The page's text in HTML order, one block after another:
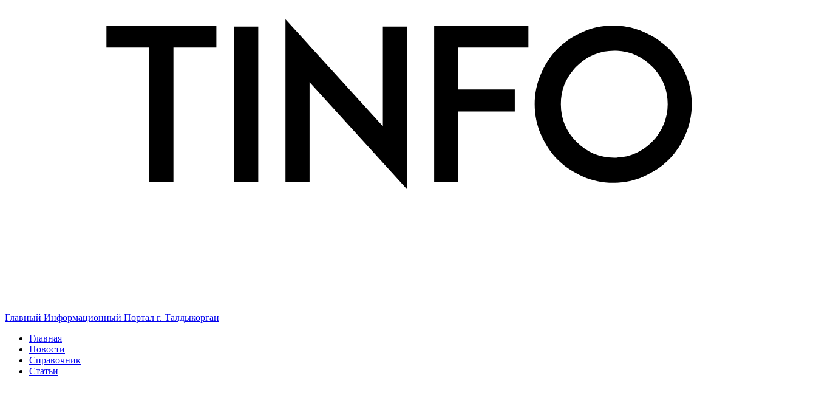
Главный Информационный Портал г. Талдыкорган
Главная
Новости
Справочник
Статьи